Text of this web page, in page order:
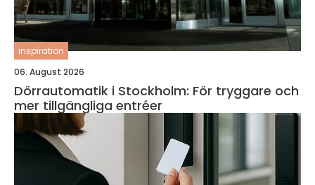
inspiration
06. August 2026
Dörrautomatik i Stockholm: För tryggare och
mer tillgängliga entréer